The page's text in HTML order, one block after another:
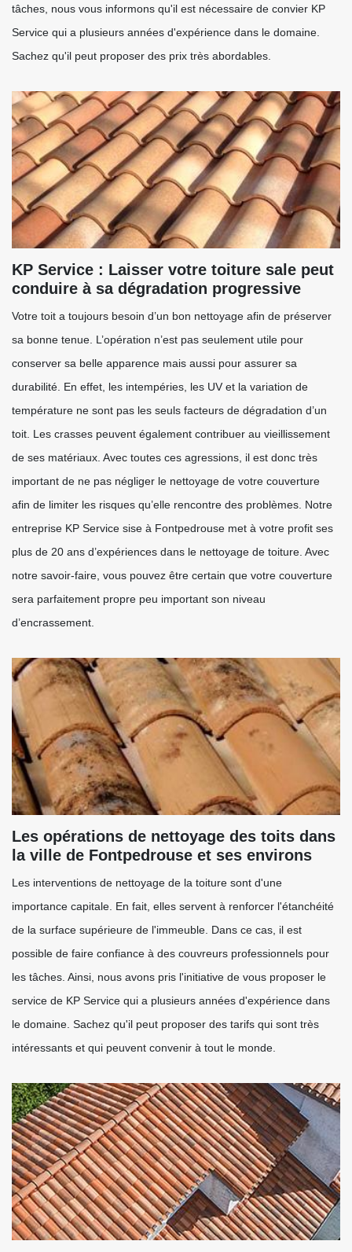
tâches, nous vous informons qu'il est nécessaire de convier KP
Service qui a plusieurs années d'expérience dans le domaine.
Sachez qu'il peut proposer des prix très abordables.
KP Service : Laisser votre toiture sale peut
conduire à sa dégradation progressive
Votre toit a toujours besoin d’un bon nettoyage afin de préserver
sa bonne tenue. L’opération n’est pas seulement utile pour
conserver sa belle apparence mais aussi pour assurer sa
durabilité. En effet, les intempéries, les UV et la variation de
température ne sont pas les seuls facteurs de dégradation d’un
toit. Les crasses peuvent également contribuer au vieillissement
de ses matériaux. Avec toutes ces agressions, il est donc très
important de ne pas négliger le nettoyage de votre couverture
afin de limiter les risques qu’elle rencontre des problèmes. Notre
entreprise KP Service sise à Fontpedrouse met à votre profit ses
plus de 20 ans d’expériences dans le nettoyage de toiture. Avec
notre savoir-faire, vous pouvez être certain que votre couverture
sera parfaitement propre peu important son niveau
d’encrassement.
Les opérations de nettoyage des toits dans
la ville de Fontpedrouse et ses environs
Les interventions de nettoyage de la toiture sont d'une
importance capitale. En fait, elles servent à renforcer l'étanchéité
de la surface supérieure de l'immeuble. Dans ce cas, il est
possible de faire confiance à des couvreurs professionnels pour
les tâches. Ainsi, nous avons pris l'initiative de vous proposer le
service de KP Service qui a plusieurs années d'expérience dans
le domaine. Sachez qu'il peut proposer des tarifs qui sont très
intéressants et qui peuvent convenir à tout le monde.